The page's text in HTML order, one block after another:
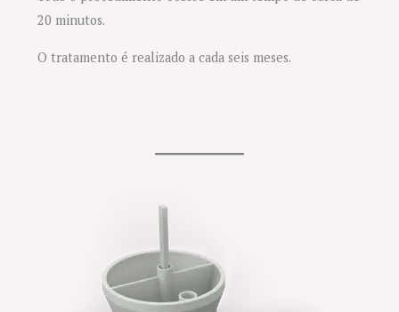
20 minutos.
O tratamento é realizado a cada seis meses.